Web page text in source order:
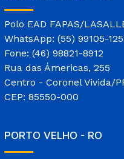
Polo EAD FAPAS/
WhatsApp: (55) 99105-
Fone: (46) 98821-8912
Rua das Ámericas, 255
Centro - Coronel Vivida/
CEP: 85550-000
PORTO VELHO - RO